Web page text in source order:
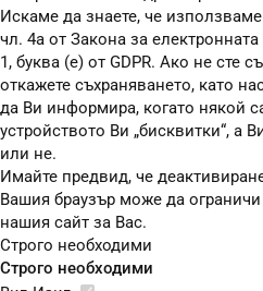
Искаме да знаете, че
чл. 4а от Закона за
1, буква (е) от GDPR. Ако не сте
откажете съхраняването, като
да Ви информира, когато някой
устройството Ви „бисквитки“, а
или не.
Имайте предвид, че
Вашия браузър може да
нашия сайт за Вас.
Строго необходими
Строго необходими